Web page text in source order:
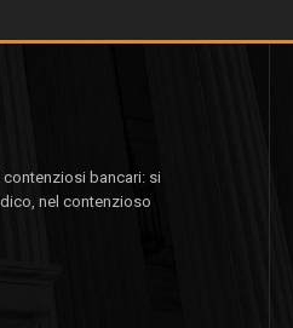
bancari: si
nel contenzioso